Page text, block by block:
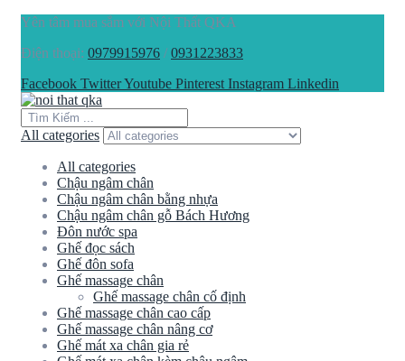
Yên tâm mua sắm với Nội Thất QKA
Điện thoại: 0979915976 /0931223833
Facebook TwitterYoutube Pinterest Instagram Linkedin
All categories
All categories
Chậu ngâm chân
Chậu ngâm chân bằng nhựa
Chậu ngâm chân gỗ Bách Hương
Đôn nước spa
Ghế đọc sách
Ghế đôn sofa
Ghế massage chân
Ghế massage chân cố định
Ghế massage chân cao cấp
Ghế massage chân nâng cơ
Ghế mát xa chân gia rẻ